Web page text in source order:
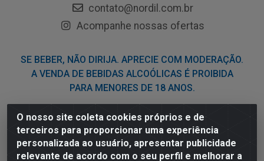
O nosso site coleta cookies próprios e de
terceiros para proporcionar uma experiência
personalizada ao usuário, apresentar publicidade
relevante de acordo com o seu perfil e melhorar a
contato@nordil.com.br
Acompanhe nossas ofertas
SE BEBER, NÃO DIRIJA. APRECIE COM MODERAÇÃO.
A VENDA DE BEBIDAS ALCOÓLICAS É PROIBIDA
PARA MENORES DE 18 ANOS.
Nordil Distribuidora - Avenida Liberdade, 2738, Bloco F -
Sesi - Bayeux/PB - CEP 58.111-400 - CNPJ
03.775.813/0001-41